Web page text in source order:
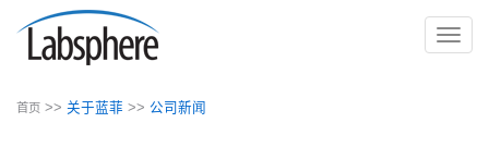
切
首页 >> 关于蓝菲 >> 公司新闻